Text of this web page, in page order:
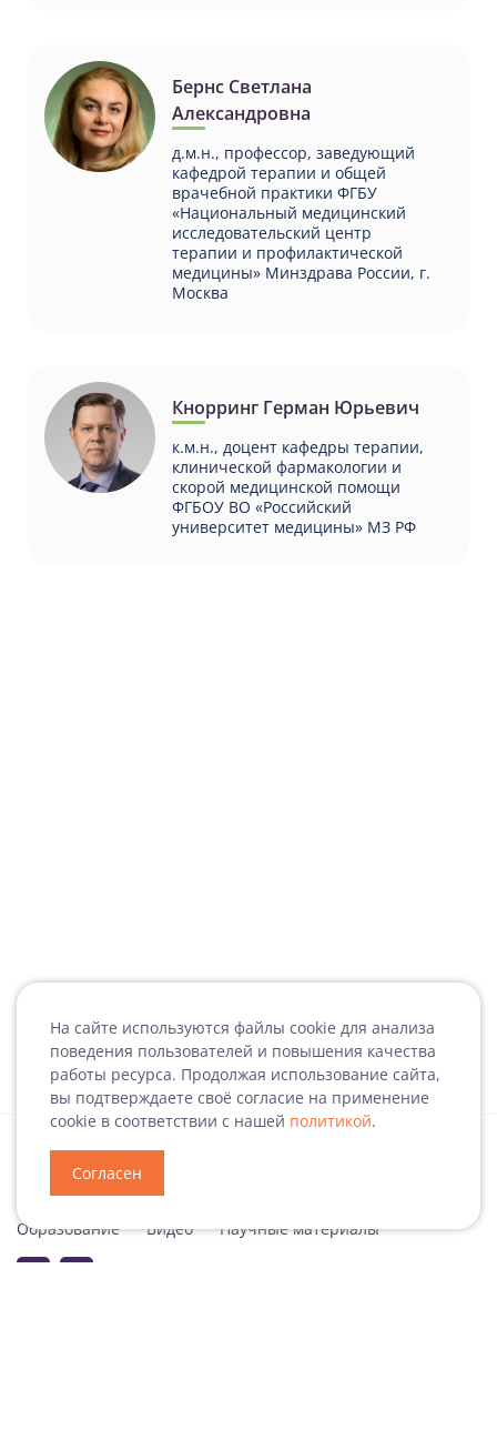
На сайте используются файлы cookie для анализа
поведения пользователей и повышения качества
работы ресурса. Продолжая использование сайта,
вы подтверждаете своё согласие на применение
cookie в соответствии с нашей политикой.
Согласен
Бернс Светлана
Александровна
д.м.н., профессор, заведующий
кафедрой терапии и общей
врачебной практики ФГБУ
«Национальный медицинский
исследовательский центр
терапии и профилактической
медицины» Минздрава России, г.
Москва
Кнорринг Герман Юрьевич
к.м.н., доцент кафедры терапии,
клинической фармакологии и
скорой медицинской помощи
ФГБОУ ВО «Российский
университет медицины» МЗ РФ
Образование
Видео Научные материалы